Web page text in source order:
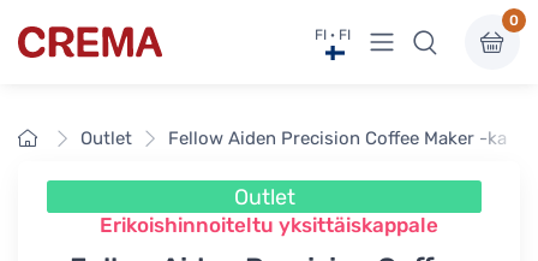
Crema FI · FI Näytä valikko
0
EtusivuOutlet Fellow Aiden Precision Coffee Maker -
Outlet
Erikoishinnoiteltu yksittäiskappale